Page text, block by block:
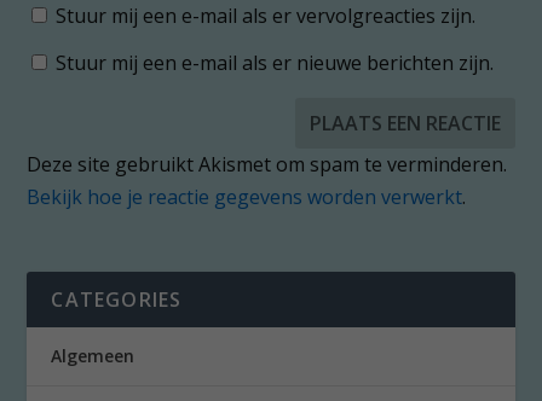
Stuur mij een e-mail als er vervolgreacties zijn.
Stuur mij een e-mail als er nieuwe berichten zijn.
Deze site gebruikt Akismet om spam te verminderen.
Bekijk hoe je reactie gegevens worden verwerkt.
CATEGORIES
Algemeen